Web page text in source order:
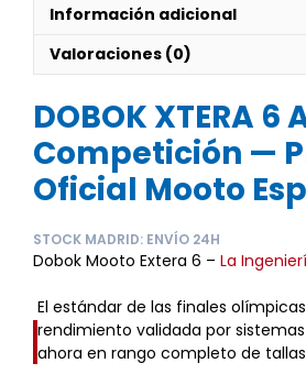
Información adicional
Valoraciones (0)
DOBOK XTERA 6
Competición —
Oficial Mooto
STOCK MADRID: ENVÍO 24H
Dobok Mooto Extera 6 – La
El estándar de las finales
rendimiento validada por
ahora en rango completo de